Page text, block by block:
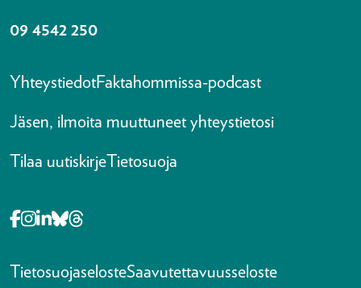
09 4542 250
YhteystiedotFaktahommissa-podcast
Jäsen, ilmoita muuttuneet yhteystietosi
Tilaa uutiskirjeTietosuoja
Opens in a new tab Facebook-f
Opens in a new tab Instagram
Opens in a new tab Linkedin-in
Opens in a new tab Bluesky
TietosuojaselosteSaavutettavuusseloste